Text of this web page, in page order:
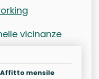
vicinanze
Affitto mensile